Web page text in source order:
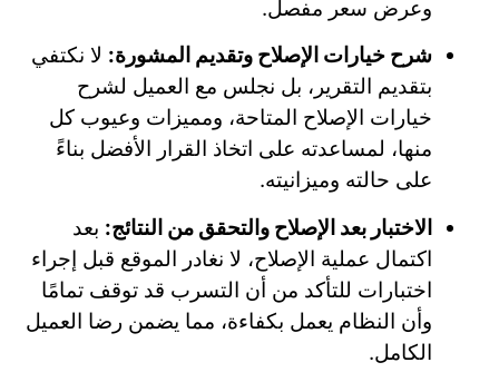
وعرض سعر مفصل.
شرح خيارات الإصلاح وتقديم المشورة: لا نكتفي
بتقديم التقرير، بل نجلس مع العميل لشرح
خيارات الإصلاح المتاحة، ومميزات وعيوب كل
منها، لمساعدته على اتخاذ القرار الأفضل بناءً
على حالته وميزانيته.
الاختبار بعد الإصلاح والتحقق من النتائج: بعد
اكتمال عملية الإصلاح، لا نغادر الموقع قبل إجراء
اختبارات للتأكد من أن التسرب قد توقف تمامًا
وأن النظام يعمل بكفاءة، مما يضمن رضا العميل
الكامل.